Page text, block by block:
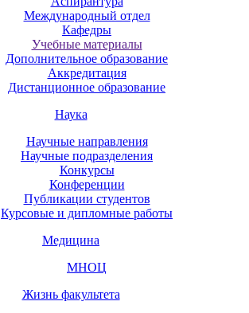
Международный отдел
Кафедры
Учебные материалы
Дополнительное образование
Аккредитация
Дистанционное образование
Наука
Научные направления
Научные подразделения
Конкурсы
Конференции
Публикации студентов
Курсовые и дипломные работы
Медицина
МНОЦ
Жизнь факультета